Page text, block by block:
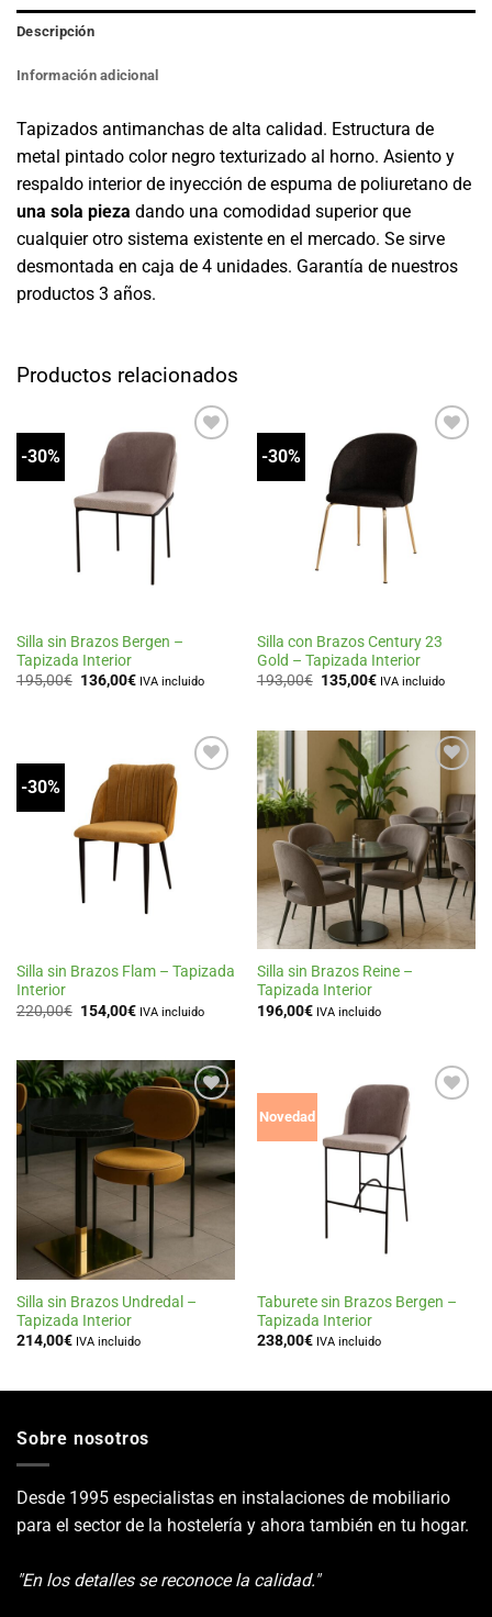
Descripción
Información adicional
Tapizados antimanchas de alta calidad. Estructura de
metal pintado color negro texturizado al horno. Asiento y
respaldo interior de inyección de espuma de poliuretano de
una sola pieza dando una comodidad superior que
cualquier otro sistema existente en el mercado. Se sirve
desmontada en caja de 4 unidades. Garantía de nuestros
productos 3 años.
Productos relacionados
-30%
Silla sin Brazos Bergen –
Tapizada Interior
195,00€ El
precio
136,00€ElIVA incluido
-30%
Silla con Brazos Century 23
Gold – Tapizada Interior
193,00€ El
precio
193,00€.
135,00€El
135,00€.
IVA incluido
-30%
Silla sin Brazos Flam – Tapizada
Interior
220,00€ El
precio
220,00€.
154,00€El
154,00€.
IVA incluido
a la
lista
de
deseos
Silla sin Brazos Reine –
Tapizada Interior
196,00€ IVA incluido
Añadir
a la
lista
deseos
Silla sin Brazos Undredal –
Tapizada Interior
214,00€ IVA incluido
Novedad
Taburete sin Brazos Bergen –
Tapizada Interior
238,00€ IVA incluido
Sobre nosotros
Desde 1995 especialistas en instalaciones de mobiliario
para el sector de la hostelería y ahora también en tu hogar.
"En los detalles se reconoce la calidad."